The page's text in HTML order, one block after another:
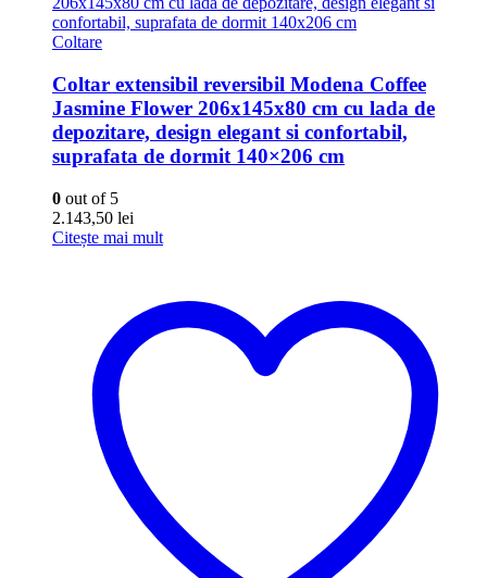
Coltare
Coltar extensibil reversibil Modena Coffee
Jasmine Flower 206x145x80 cm cu lada de
depozitare, design elegant si confortabil,
suprafata de dormit 140×206 cm
0 out of 5
2.143,50 lei
Citește mai mult